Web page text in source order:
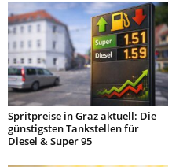
Spritpreise in Graz aktuell: Die
günstigsten Tankstellen für
Diesel & Super 95